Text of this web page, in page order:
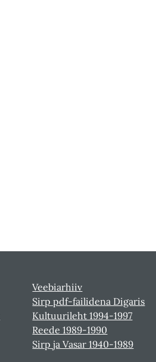
Veebiarhiiv
Sirp pdf-failidena Digaris
Kultuurileht 1994-1997
Reede 1989-1990
Sirp ja Vasar 1940-1989